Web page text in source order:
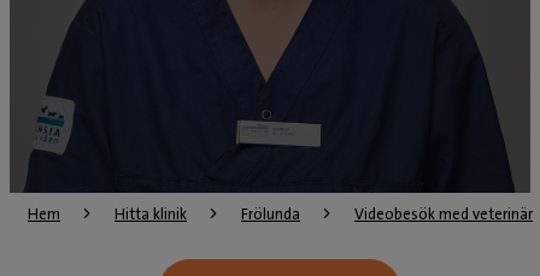
Hem Hitta klinik Frölunda Videobesök med veterinär